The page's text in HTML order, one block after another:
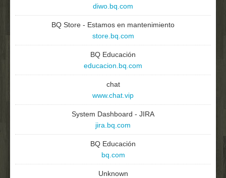
diwo.bq.com
BQ Store - Estamos en mantenimiento
store.bq.com
BQ Educación
educacion.bq.com
chat
www.chat.vip
System Dashboard - JIRA
jira.bq.com
BQ Educación
bq.com
Unknown